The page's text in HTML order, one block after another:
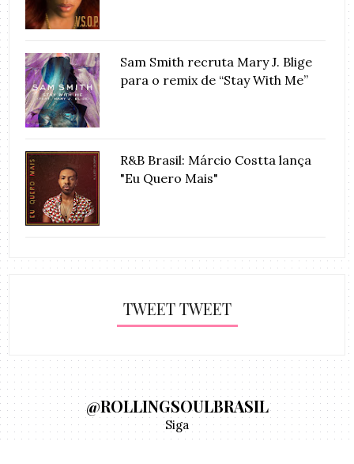
Sam Smith recruta Mary J. Blige
para o remix de “Stay With Me”
R&B Brasil: Márcio Costta lança
"Eu Quero Mais"
TWEET TWEET
@ROLLINGSOULBRASIL
Siga